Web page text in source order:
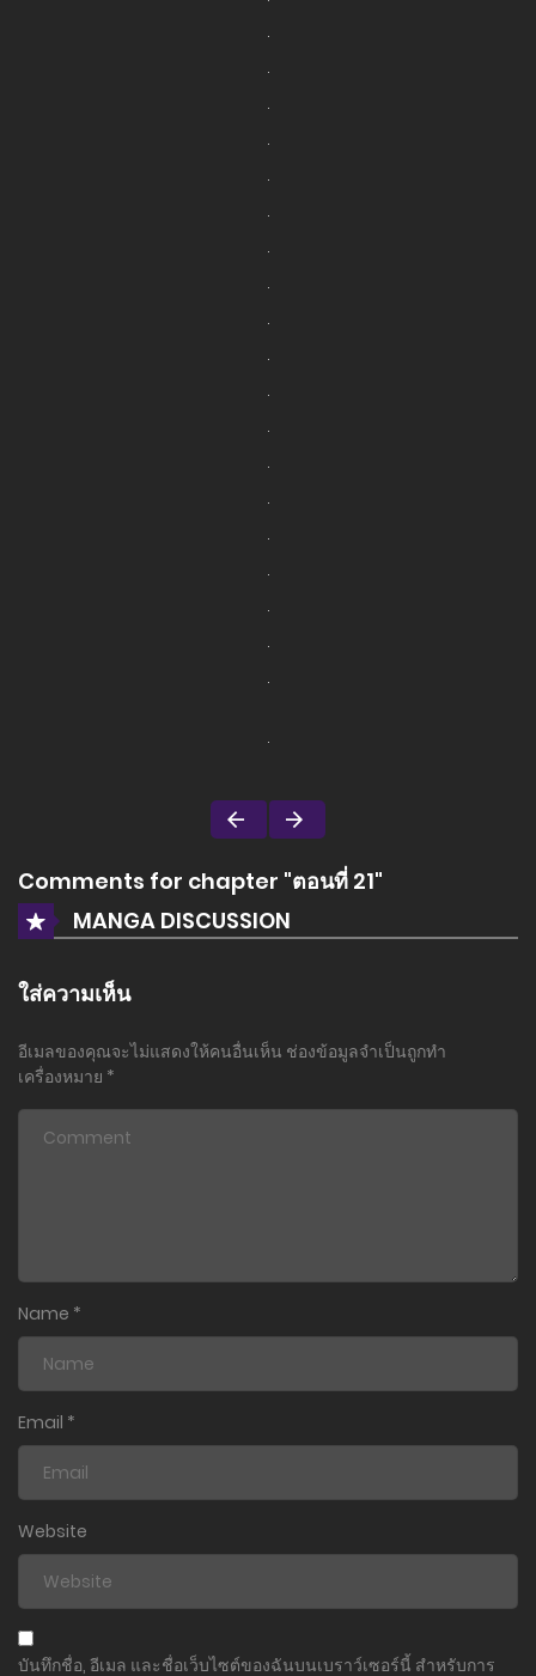
Comments for chapter "ตอนที่ 21"
MANGA DISCUSSION
ใส่ความเห็น
อีเมลของคุณจะไม่แสดงให้คนอื่นเห็น ช่องข้อมูลจำเป็นถูกทำ
เครื่องหมาย *
Name *
Email *
Website
บันทึกชื่อ, อีเมล และชื่อเว็บไซต์ของฉันบนเบราว์เซอร์นี้ สำหรับการ